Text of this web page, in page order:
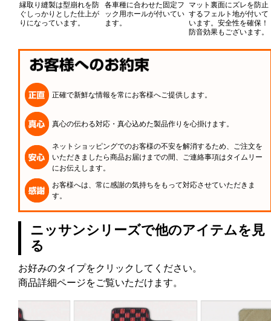
縁取り縫製は型崩れを防
ぐしっかりとした仕上が
りになっています。
各車種に合わせた固定フ
ック用ホールが付いてい
ます。
マット裏面にズレを防止
するフェルト地が付いて
います。安全性を確保！
防音効果もございます。
正確で新鮮な情報を常にお客様へご提供します。
真心の伝わる対応・真心込めた製品作りを心掛けます。
ネットショッピングでのお客様の不安を解消するため、ご注文を
いただきましたら商品お届けまでの間、ご連絡事項はタイムリー
にお伝えします。
お客様へは、常に感謝の気持ちをもって対応させていただきま
す。
ニッサンシリーズで他のアイテムを見
る
お好みのタイプをクリックしてください。
商品詳細ページをご覧いただけます。